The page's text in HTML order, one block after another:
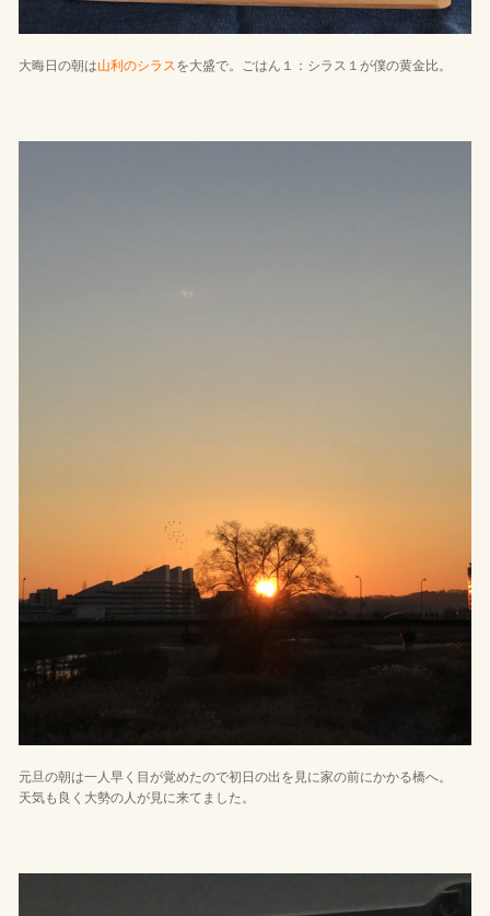
大晦日の朝は山利のシラスを大盛で。ごはん１：シラス１が僕の黄金比。
元旦の朝は一人早く目が覚めたので初日の出を見に家の前にかかる橋へ。
天気も良く大勢の人が見に来てました。